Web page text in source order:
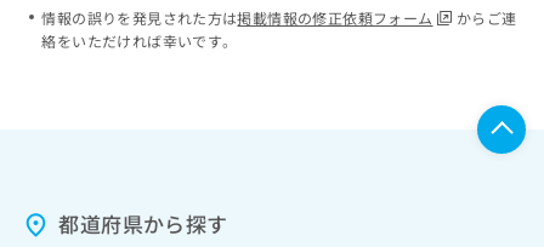
情報の誤りを発見された方は掲載情報の修正依頼フォーム
からご連
絡をいただければ幸いです。
都道府県から探す